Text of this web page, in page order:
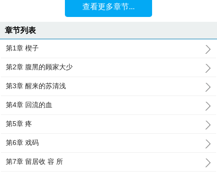
查看更多章节...
章节列表
第1章 楔子
第2章 腹黑的顾家大少
第3章 醒来的苏清浅
第4章 回流的血
第5章 疼
第6章 戏码
第7章 留居收 容 所